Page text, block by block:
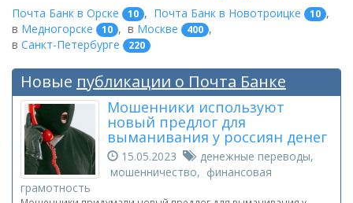
Почта Банк в Орске 10 , Почта Банк в Новотроицке 10 ,
в Медногорске 10 , в Москве 400 ,
в Санкт-Петербурге 220
Новые публикации о Почта Банке
Мошенники используют
новый предлог для
выманивания у россиян денег
15.05.2023
денежные переводы,
мошенничество, финансовая
грамотность